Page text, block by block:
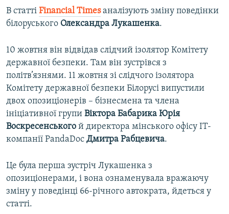
В статті Financial Timesаналізують зміну поведінки
білоруського Олександра Лукашенка.
10 жовтня він відвідав слідчий ізолятор Комітету
державної безпеки. Там він зустрівся з
політв’язнями. 11 жовтня зі слідчого ізолятора
Комітету державної безпеки Білорусі випустили
двох опозиціонерів – бізнесмена та члена
ініціативної групи Віктора Бабарика Юрія
Воскресенського й директора мінського офісу IT-
компанії PandaDoc Дмитра Рабцевича.
Це була перша зустріч Лукашенка з
опозиціонерами, і вона ознаменувала вражаючу
зміну у поведінці 66-річного автократа, йдеться у
статті.